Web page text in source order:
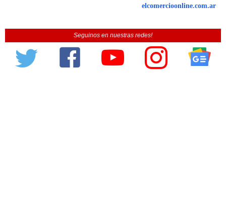
elcomercioonline.com.ar
Seguinos en nuestras redes!